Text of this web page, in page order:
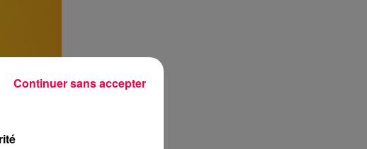
Continuer sans accepter